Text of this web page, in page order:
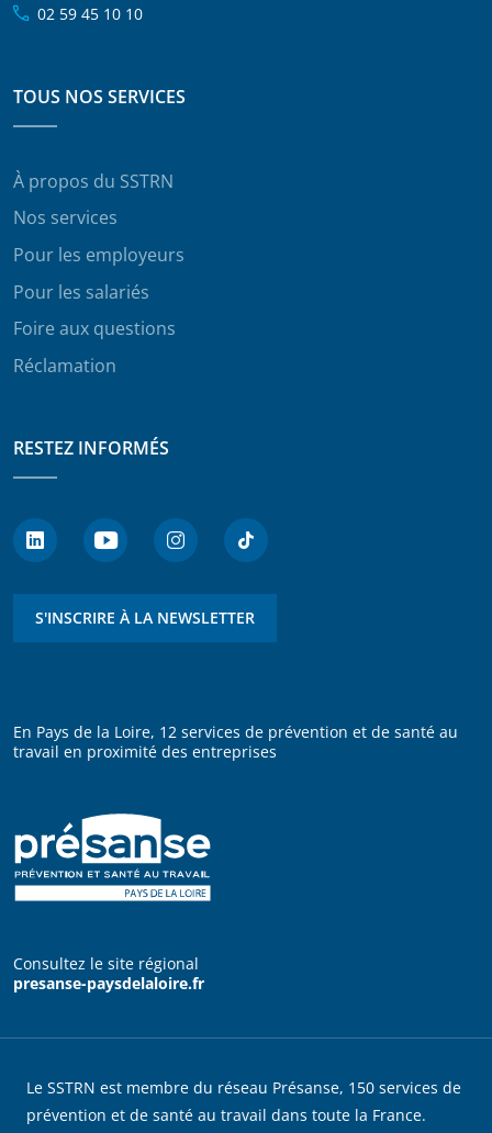
02 59 45 10 10
TOUS NOS SERVICES
À propos du SSTRN
Nos services
Pour les employeurs
Pour les salariés
Foire aux questions
Réclamation
RESTEZ INFORMÉS
S'INSCRIRE À LA NEWSLETTER
En Pays de la Loire, 12 services de prévention et de santé au
travail en proximité des entreprises
Consultez le site régional
presanse-paysdelaloire.fr
Le SSTRN est membre du réseau Présanse, 150 services de
prévention et de santé au travail dans toute la France.